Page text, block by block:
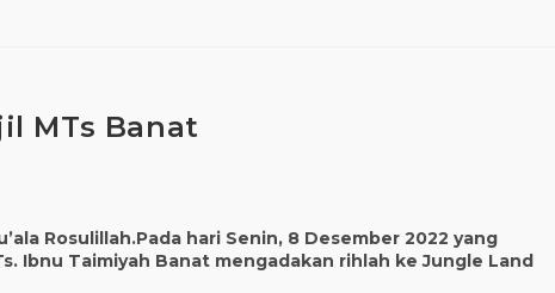
MTs Banat
Rosulillah.Pada hari Senin, 8 Desember 2022 yang
Ibnu Taimiyah Banat mengadakan rihlah ke Jungle Land